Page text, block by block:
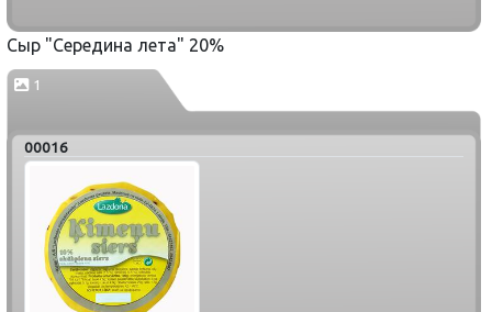
Сыр "Середина лета" 20%
1
00016